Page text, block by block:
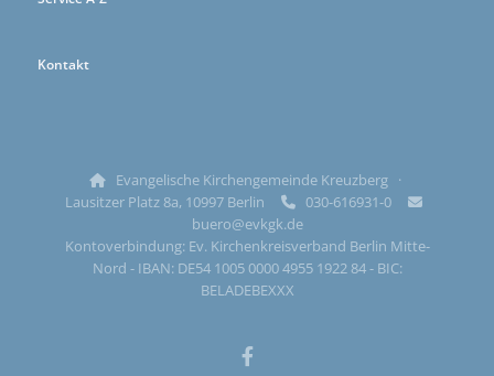
Kontakt

Evangelische Kirchengemeinde Kreuzberg ·
Lausitzer Platz 8a, 10997 Berlin
 030-616931-0 
buero@evkgk.de
Kontoverbindung: Ev. Kirchenkreisverband Berlin Mitte-
Nord - IBAN: DE54 1005 0000 4955 1922 84 - BIC:
BELADEBEXXX